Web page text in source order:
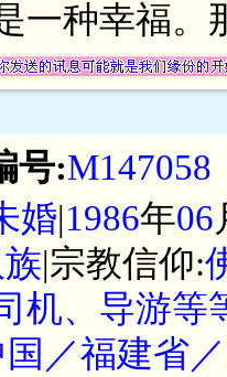
一种幸福。
号:M147058
婚|1986年06
|宗教信仰:
机、导游等
国／福建省